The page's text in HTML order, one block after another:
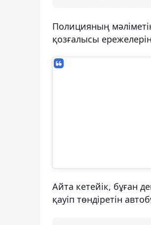
Полицияның
қозғалысы ережелерін
Айта кетейік, бұған
қауіп төндіретін